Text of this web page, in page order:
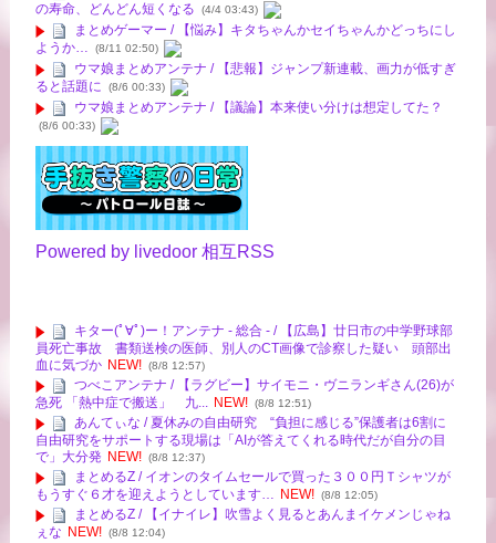
の寿命、どんどん短くなる
(4/4 03:43)
まとめゲーマー / 【悩み】キタちゃんかセイちゃんかどっちにし
ようか…
(8/11 02:50)
ウマ娘まとめアンテナ / 【悲報】ジャンプ新連載、画力が低すぎ
ると話題に
(8/6 00:33)
ウマ娘まとめアンテナ / 【議論】本来使い分けは想定してた？
(8/6 00:33)
Powered by livedoor 相互RSS
キター(ﾟ∀ﾟ)ー！アンテナ - 総合 - / 【広島】廿日市の中学野球部
員死亡事故 書類送検の医師、別人のCT画像で診察した疑い 頭部出
血に気づか NEW! (8/8 12:57)
つべこアンテナ / 【ラグビー】サイモニ・ヴニランギさん(26)が
急死 「熱中症で搬送」 九... NEW! (8/8 12:51)
あんてぃな / 夏休みの自由研究 “負担に感じる”保護者は6割に
自由研究をサポートする現場は「AIが答えてくれる時代だが自分の目
で」大分発 NEW! (8/8 12:37)
まとめるZ / イオンのタイムセールで買った３００円Ｔシャツが
もうすぐ６才を迎えようとしています… NEW! (8/8 12:05)
まとめるZ / 【イナイレ】吹雪よく見るとあんまイケメンじゃね
ぇな NEW! (8/8 12:04)